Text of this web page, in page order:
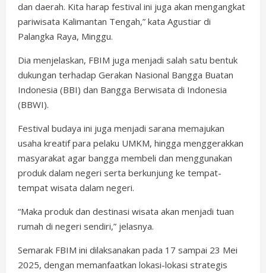
dan daerah. Kita harap festival ini juga akan mengangkat
pariwisata Kalimantan Tengah,” kata Agustiar di
Palangka Raya, Minggu.
Dia menjelaskan, FBIM juga menjadi salah satu bentuk
dukungan terhadap Gerakan Nasional Bangga Buatan
Indonesia (BBI) dan Bangga Berwisata di Indonesia
(BBWI).
Festival budaya ini juga menjadi sarana memajukan
usaha kreatif para pelaku UMKM, hingga menggerakkan
masyarakat agar bangga membeli dan menggunakan
produk dalam negeri serta berkunjung ke tempat-
tempat wisata dalam negeri.
“Maka produk dan destinasi wisata akan menjadi tuan
rumah di negeri sendiri,” jelasnya.
Semarak FBIM ini dilaksanakan pada 17 sampai 23 Mei
2025, dengan memanfaatkan lokasi-lokasi strategis